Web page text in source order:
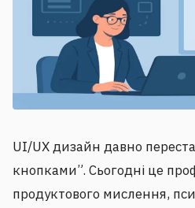
UI/UX дизайн давно
кнопками”. Сьогодні це
продуктового мислення,